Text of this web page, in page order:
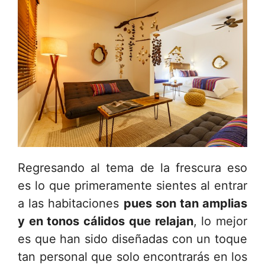
Regresando al tema de la frescura eso
es lo que primeramente sientes al entrar
a las habitaciones pues son tan amplias
y en tonos cálidos que relajan, lo mejor
es que han sido diseñadas con un toque
tan personal que solo encontrarás en los